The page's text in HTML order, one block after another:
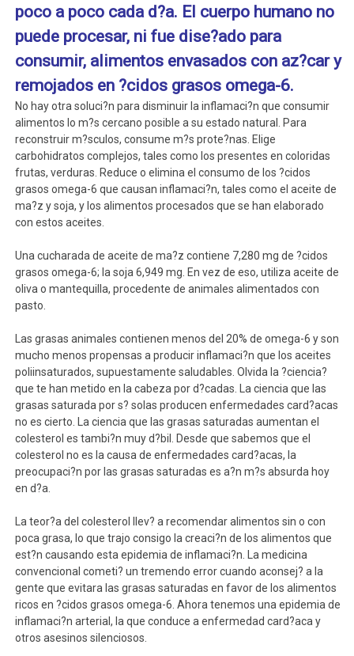
poco a poco cada d?a. El cuerpo humano no
puede procesar, ni fue dise?ado para
consumir, alimentos envasados con az?car y
remojados en ?cidos grasos omega-6.
No hay otra soluci?n para disminuir la inflamaci?n que consumir
alimentos lo m?s cercano posible a su estado natural. Para
reconstruir m?sculos, consume m?s prote?nas. Elige
carbohidratos complejos, tales como los presentes en coloridas
frutas, verduras. Reduce o elimina el consumo de los ?cidos
grasos omega-6 que causan inflamaci?n, tales como el aceite de
ma?z y soja, y los alimentos procesados que se han elaborado
con estos aceites.
Una cucharada de aceite de ma?z contiene 7,280 mg de ?cidos
grasos omega-6; la soja 6,949 mg. En vez de eso, utiliza aceite de
oliva o mantequilla, procedente de animales alimentados con
pasto.
Las grasas animales contienen menos del 20% de omega-6 y son
mucho menos propensas a producir inflamaci?n que los aceites
poliinsaturados, supuestamente saludables. Olvida la ?ciencia?
que te han metido en la cabeza por d?cadas. La ciencia que las
grasas saturada por s? solas producen enfermedades card?acas
no es cierto. La ciencia que las grasas saturadas aumentan el
colesterol es tambi?n muy d?bil. Desde que sabemos que el
colesterol no es la causa de enfermedades card?acas, la
preocupaci?n por las grasas saturadas es a?n m?s absurda hoy
en d?a.
La teor?a del colesterol llev? a recomendar alimentos sin o con
poca grasa, lo que trajo consigo la creaci?n de los alimentos que
est?n causando esta epidemia de inflamaci?n. La medicina
convencional cometi? un tremendo error cuando aconsej? a la
gente que evitara las grasas saturadas en favor de los alimentos
ricos en ?cidos grasos omega-6. Ahora tenemos una epidemia de
inflamaci?n arterial, la que conduce a enfermedad card?aca y
otros asesinos silenciosos.